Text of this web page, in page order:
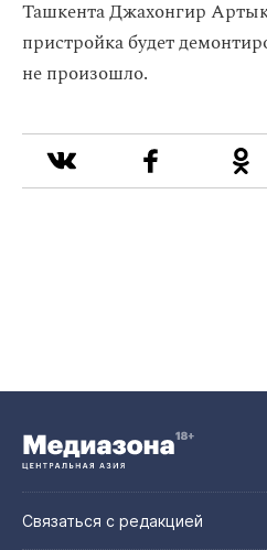
Ташкента Джахонгир
пристройка будет
не произошло.
Связаться с редакцией